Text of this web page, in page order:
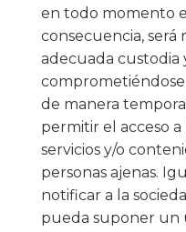
en todo momento
consecuencia, será
adecuada custodia
de manera
permitir el acceso
servicios y/o
personas ajenas.
notificar a la
pueda suponer un